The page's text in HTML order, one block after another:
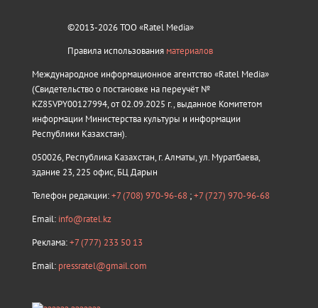
©2013-2026 ТОО «Ratel Media»
Правила использования материалов
Международное информационное агентство «Ratel Media»
(Свидетельство о постановке на переучёт №
KZ85VPY00127994, от 02.09.2025 г., выданное Комитетом
информации Министерства культуры и информации
Республики Казахстан).
050026, Республика Казахстан, г. Алматы, ул. Муратбаева,
здание 23, 225 офис, БЦ Дарын
Телефон редакции:+7 (708) 970-96-68 ;+7 (727) 970-96-68
Email: info@ratel.kz
Реклама:+7 (777) 233 50 13
Email: pressratel@gmail.com